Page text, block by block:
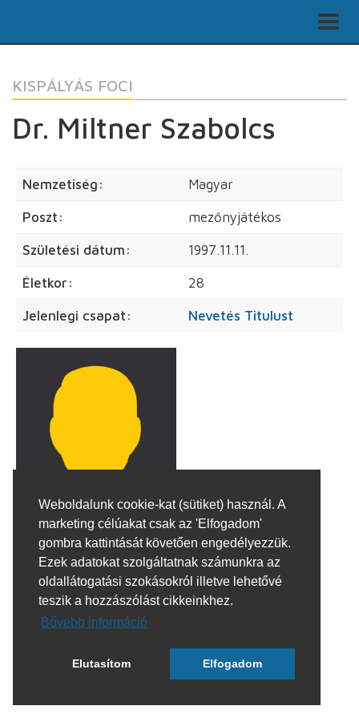
Weboldalunk cookie-kat (sütiket) használ. A
marketing célúakat csak az 'Elfogadom'
gombra kattintását követően engedélyezzük.
Ezek adatokat szolgáltatnak számunkra az
oldallátogatási szokásokról illetve lehetővé
teszik a hozzászólást cikkeinkhez.
Bővebb információ
Elutasítom Elfogadom
KISPÁLYÁS FOCI
Dr. Miltner Szabolcs
Nemzetiség: Magyar
Poszt: mezőnyjátékos
Születési dátum: 1997.11.11.
Életkor: 28
Jelenlegi csapat: Nevetés Titulust